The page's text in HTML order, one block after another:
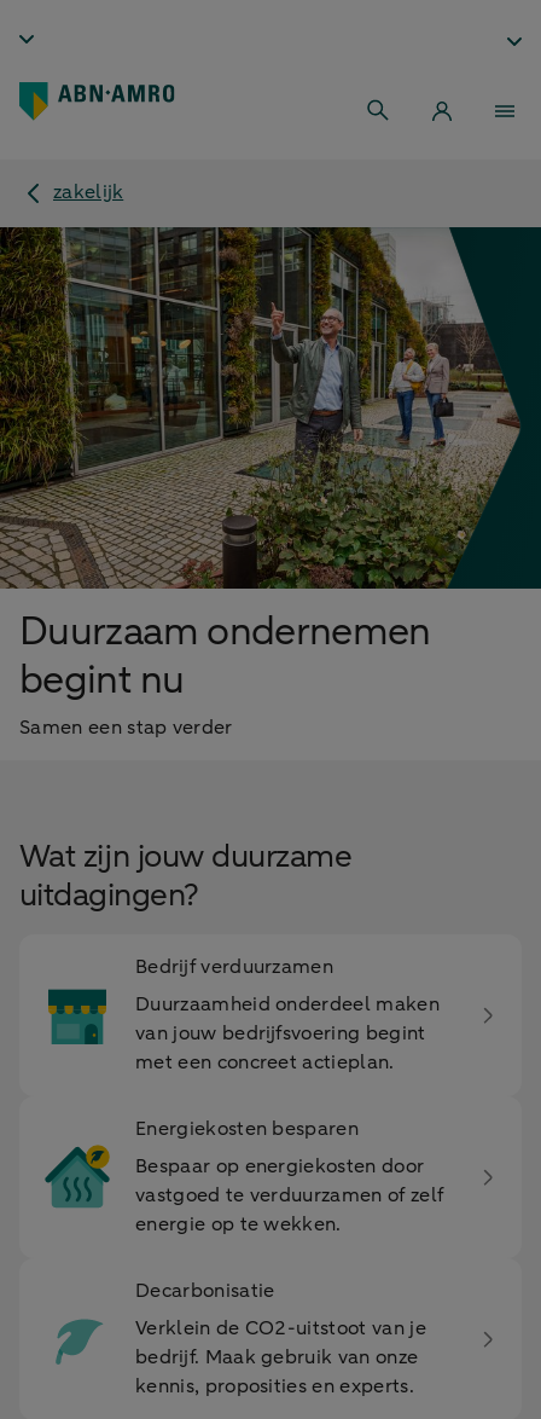
zakelijk
Duurzaam ondernemen
begint nu
Samen een stap verder
Wat zijn jouw duurzame
uitdagingen?
Bedrijf verduurzamen
Duurzaamheid onderdeel maken
van jouw bedrijfsvoering begint
met een concreet actieplan.
Energiekosten besparen
Bespaar op energiekosten door
vastgoed te verduurzamen of zelf
energie op te wekken.
Decarbonisatie
Verklein de CO2-uitstoot van je
bedrijf. Maak gebruik van onze
kennis, proposities en experts.